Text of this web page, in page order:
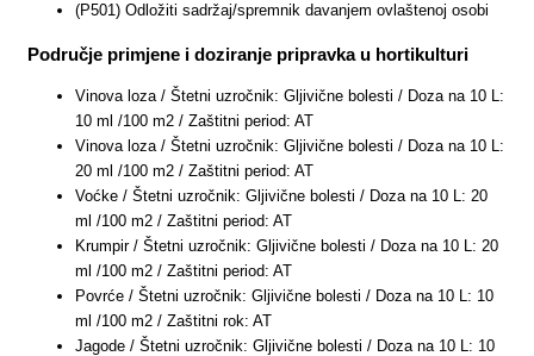
(P501) Odložiti sadržaj/spremnik davanjem ovlaštenoj osobi
Područje primjene i doziranje pripravka u hortikulturi
Vinova loza / Štetni uzročnik: Gljivične bolesti / Doza na 10 L:
10 ml /100 m2 / Zaštitni period: AT
Vinova loza / Štetni uzročnik: Gljivične bolesti / Doza na 10 L:
20 ml /100 m2 / Zaštitni period: AT
Voćke / Štetni uzročnik: Gljivične bolesti / Doza na 10 L: 20
ml /100 m2 / Zaštitni period: AT
Krumpir / Štetni uzročnik: Gljivične bolesti / Doza na 10 L: 20
ml /100 m2 / Zaštitni period: AT
Povrće / Štetni uzročnik: Gljivične bolesti / Doza na 10 L: 10
ml /100 m2 / Zaštitni rok: AT
Jagode / Štetni uzročnik: Gljivične bolesti / Doza na 10 L: 10